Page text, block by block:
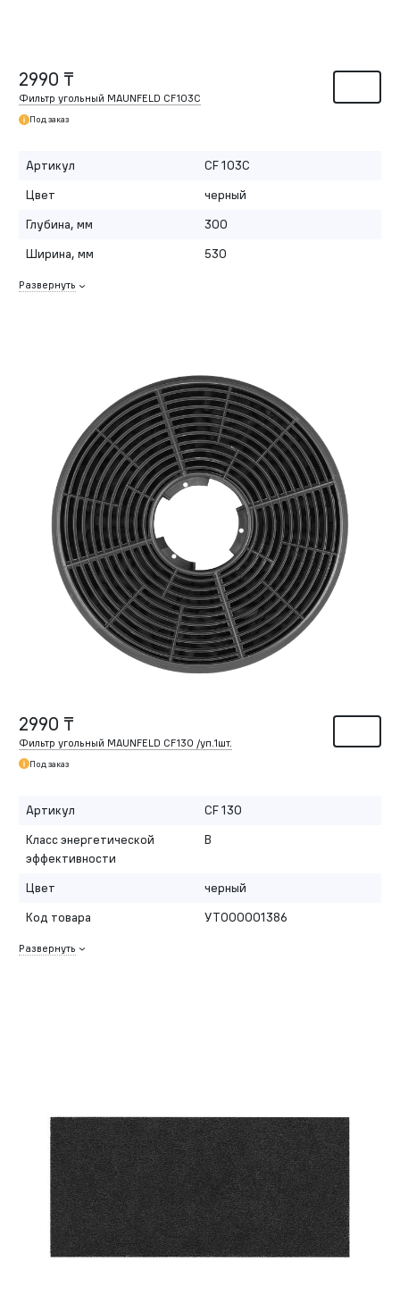
2990 ₸
Фильтр угольный MAUNFELD CF103С
Под заказ
Артикул
CF 103С
Цвет
черный
Глубина, мм
300
Ширина, мм
530
Развернуть
2990 ₸
Фильтр угольный MAUNFELD CF130 /уп.1шт.
Под заказ
Артикул
CF 130
Класс энергетической
эффективности
B
Цвет
черный
Код товара
УТ000001386
Развернуть